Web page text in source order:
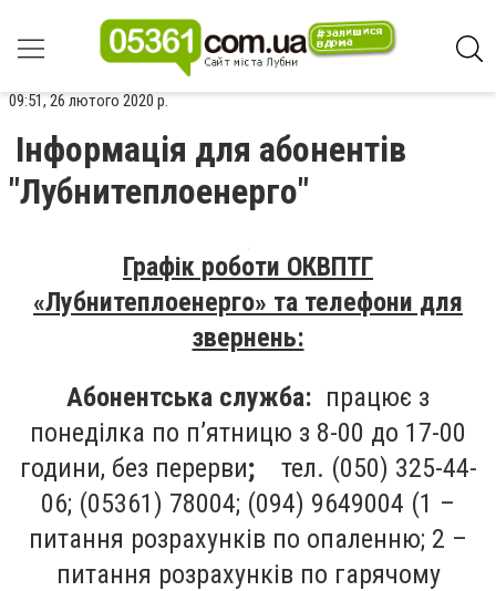
09:51, 26 лютого 2020 р.
Інформація для абонентів
"Лубнитеплоенерго"
Графік роботи ОКВПТГ
«Лубнитеплоенерго» та телефони для
звернень:
Абонентська служба: працює з
понеділка по п’ятницю з 8-00 до 17-00
години, без перерви; тел. (050) 325-44-
06; (05361) 78004; (094) 9649004 (1 –
питання розрахунків по опаленню; 2 –
питання розрахунків по гарячому